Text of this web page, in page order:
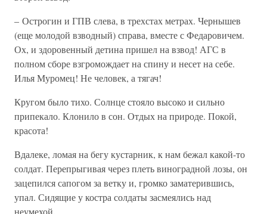
– Острогин и ГПВ слева, в трехстах метрах. Чернышев
(еще молодой взводный) справа, вместе с Федаровичем.
Ох, и здоровенный детина пришел на взвод! АГС в
полном сборе взгромождает на спину и несет на себе.
Илья Муромец! Не человек, а тягач!
Кругом было тихо. Солнце стояло высоко и сильно
припекало. Клонило в сон. Отдых на природе. Покой,
красота!
Вдалеке, ломая на бегу кустарник, к нам бежал какой-то
солдат. Перепрыгивая через плеть виноградной лозы, он
зацепился сапогом за ветку и, громко заматерившись,
упал. Сидящие у костра солдаты засмеялись над
неумехой.